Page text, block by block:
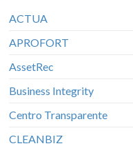
ACTUA
APROFORT
AssetRec
Business Integrity
Centro Transparente
CLEANBIZ